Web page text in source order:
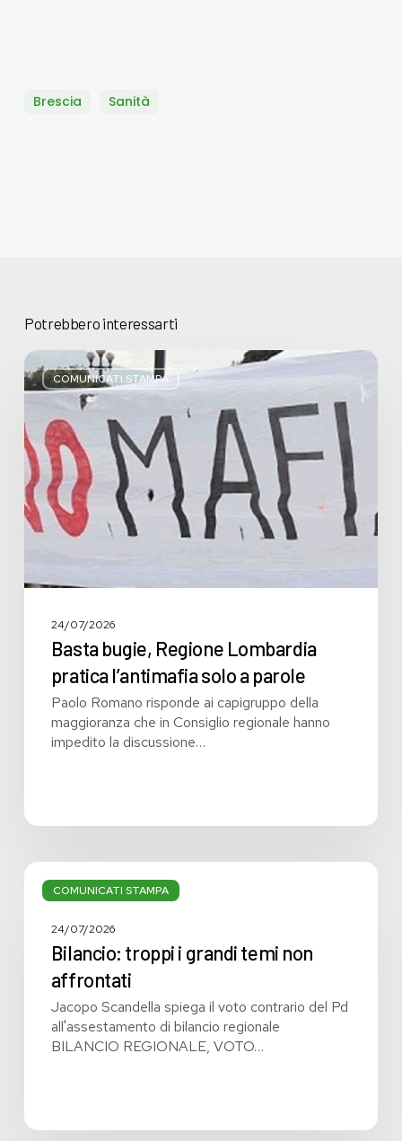
Brescia Sanità
Potrebbero interessarti
COMUNICATI STAMPA
Basta
bugie,
Regione
Lombardia
pratica
l’antimafia
solo
a
parole
24/07/2026
Basta bugie, Regione Lombardia
pratica l’antimafia solo a parole
Paolo Romano risponde ai capigruppo della
maggioranza che in Consiglio regionale hanno
impedito la discussione…
COMUNICATI STAMPA
Bilancio:
troppi
grandi
affrontati
24/07/2026
Bilancio: troppi i grandi temi non
affrontati
Jacopo Scandella spiega il voto contrario del Pd
all'assestamento di bilancio regionale
BILANCIO REGIONALE, VOTO…